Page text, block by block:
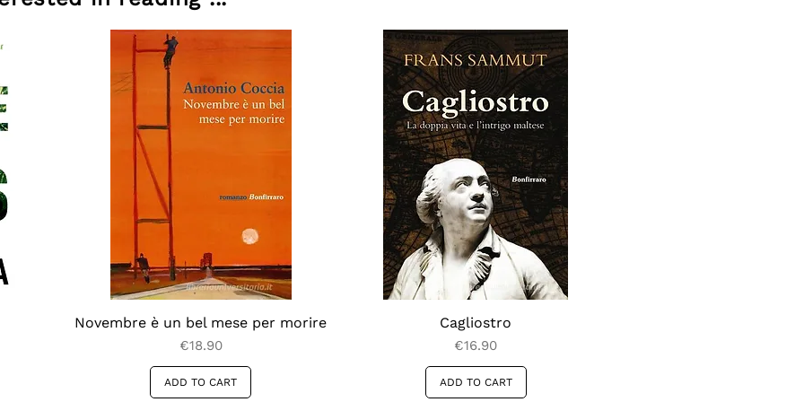
Novembre è un bel mese per morire
Price
€18.90
ADD TO CART
Cagliostro
Price
€16.90
ADD TO CART